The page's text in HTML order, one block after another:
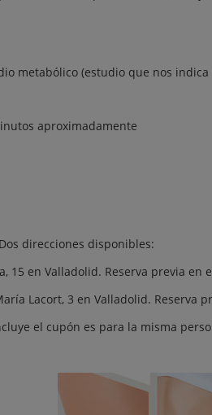
metabólico (estudio que nos
aproximadamente
direcciones disponibles:
15 en Valladolid. Reserva previa en
Lacort, 3 en Valladolid. Reserva
el cupón es para la misma